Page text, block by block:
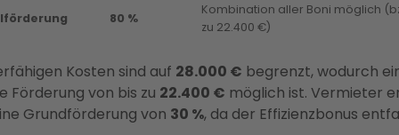
80 %
Kombination aller Boni möglich
zu 22.400 €)
Kosten sind auf 28.000 € begrenzt, wodurch
Förderung von bis zu 22.400 € möglich ist. Vermieter
Grundförderung von 30 %, da der Effizienzbonus